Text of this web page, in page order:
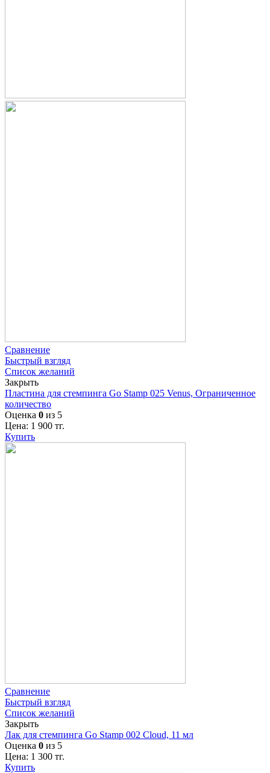
Сравнение
Быстрый взгляд
Список желаний
Закрыть
Пластина для стемпинга Go Stamp 025 Venus, Ограниченное
количество
Оценка 0 из 5
Цена: 1 900 тг.
Купить
Сравнение
Быстрый взгляд
Список желаний
Закрыть
Лак для стемпинга Go Stamp 002 Cloud, 11 мл
Оценка 0 из 5
Цена: 1 300 тг.
Купить